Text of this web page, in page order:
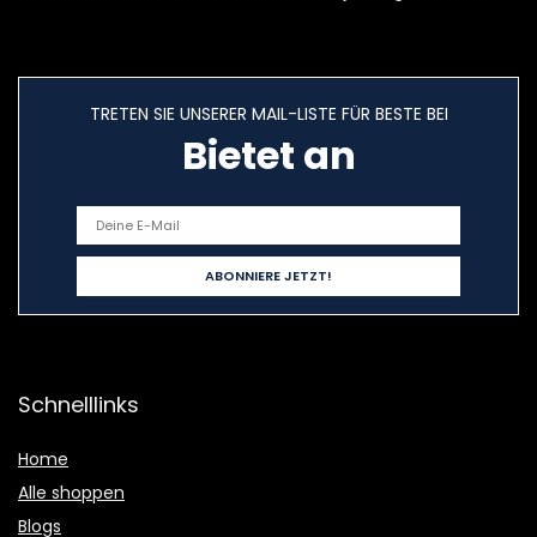
TRETEN SIE UNSERER MAIL-LISTE FÜR BESTE BEI
Bietet an
Schnelllinks
Home
Alle shoppen
Blogs